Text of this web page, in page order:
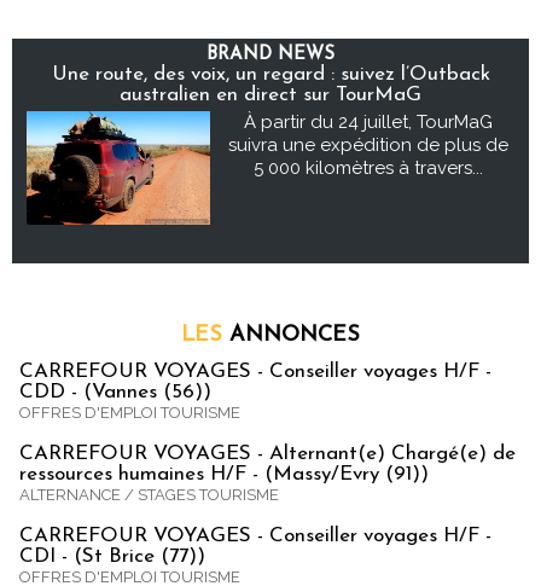
BRAND NEWS
Une route, des voix, un regard : suivez l’Outback
australien en direct sur TourMaG
À partir du 24 juillet, TourMaG
suivra une expédition de plus de
5 000 kilomètres à travers...
LES ANNONCES
CARREFOUR VOYAGES - Conseiller voyages H/F -
CDD - (Vannes (56))
OFFRES D'EMPLOI TOURISME
CARREFOUR VOYAGES - Alternant(e) Chargé(e) de
ressources humaines H/F - (Massy/Evry (91))
ALTERNANCE / STAGES TOURISME
CARREFOUR VOYAGES - Conseiller voyages H/F -
CDI - (St Brice (77))
OFFRES D'EMPLOI TOURISME